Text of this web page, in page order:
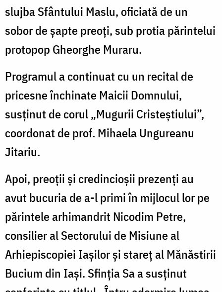
slujba Sfântului Maslu, oficiată de un
sobor de șapte preoți, sub protia părintelui
protopop Gheorghe Muraru.
Programul a continuat cu un recital de
pricesne închinate Maicii Domnului,
susținut de corul „Mugurii Cristeștiului”,
coordonat de prof. Mihaela Ungureanu
Jitariu.
Apoi, preoții și credincioșii prezenți au
avut bucuria de a-l primi în mijlocul lor pe
părintele arhimandrit Nicodim Petre,
consilier al Sectorului de Misiune al
Arhiepiscopiei Iașilor și stareț al Mănăstirii
Bucium din Iași. Sfinția Sa a susținut